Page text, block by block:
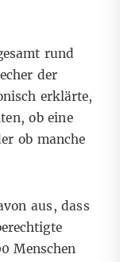
rund
der
erklärte,
ob eine
ob manche
aus, dass
Menschen